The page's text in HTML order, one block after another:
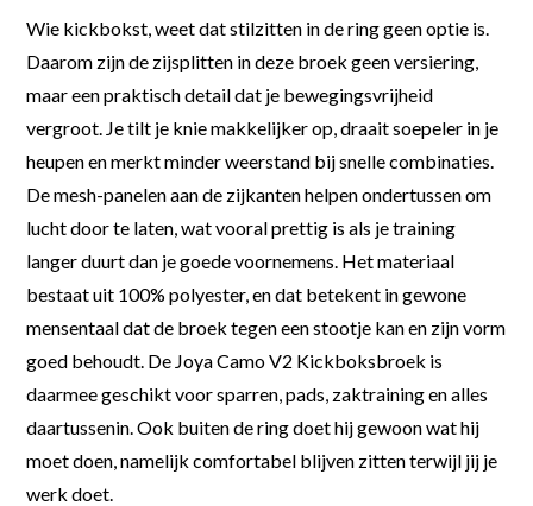
Wie kickbokst, weet dat stilzitten in de ring geen optie is.
Daarom zijn de zijsplitten in deze broek geen versiering,
maar een praktisch detail dat je bewegingsvrijheid
vergroot. Je tilt je knie makkelijker op, draait soepeler in je
heupen en merkt minder weerstand bij snelle combinaties.
De mesh-panelen aan de zijkanten helpen ondertussen om
lucht door te laten, wat vooral prettig is als je training
langer duurt dan je goede voornemens. Het materiaal
bestaat uit 100% polyester, en dat betekent in gewone
mensentaal dat de broek tegen een stootje kan en zijn vorm
goed behoudt. De Joya Camo V2 Kickboksbroek is
daarmee geschikt voor sparren, pads, zaktraining en alles
daartussenin. Ook buiten de ring doet hij gewoon wat hij
moet doen, namelijk comfortabel blijven zitten terwijl jij je
werk doet.